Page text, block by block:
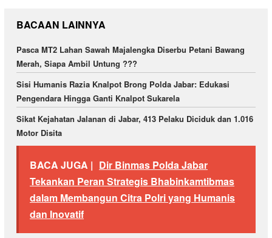
BACAAN LAINNYA
Pasca MT2 Lahan Sawah Majalengka Diserbu Petani Bawang
Merah, Siapa Ambil Untung ???
Sisi Humanis Razia Knalpot Brong Polda Jabar: Edukasi
Pengendara Hingga Ganti Knalpot Sukarela
Sikat Kejahatan Jalanan di Jabar, 413 Pelaku Diciduk dan 1.016
Motor Disita
BACA JUGA | Dir Binmas Polda Jabar
Tekankan Peran Strategis Bhabinkamtibmas
dalam Membangun Citra Polri yang Humanis
dan Inovatif